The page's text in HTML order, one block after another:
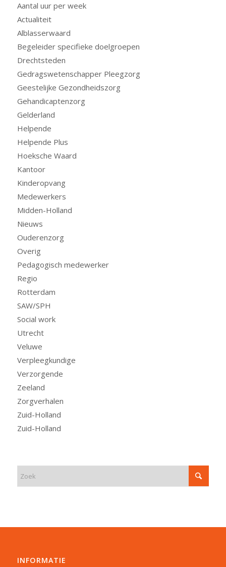
Aantal uur per week
Actualiteit
Alblasserwaard
Begeleider specifieke doelgroepen
Drechtsteden
Gedragswetenschapper Pleegzorg
Geestelijke Gezondheidszorg
Gehandicaptenzorg
Gelderland
Helpende
Helpende Plus
Hoeksche Waard
Kantoor
Kinderopvang
Medewerkers
Midden-Holland
Nieuws
Ouderenzorg
Overig
Pedagogisch medewerker
Regio
Rotterdam
SAW/SPH
Social work
Utrecht
Veluwe
Verpleegkundige
Verzorgende
Zeeland
Zorgverhalen
Zuid-Holland
Zuid-Holland
INFORMATIE